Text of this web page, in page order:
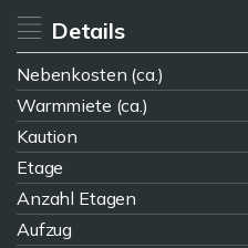
Details
Nebenkosten (ca.)
Warmmiete (ca.)
Kaution
Etage
Anzahl Etagen
Aufzug